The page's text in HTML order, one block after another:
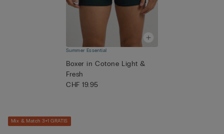
Summer Essential
Boxer in Cotone Light &
Fresh
CHF 19.95
Mix & Match 3+1 GRATIS